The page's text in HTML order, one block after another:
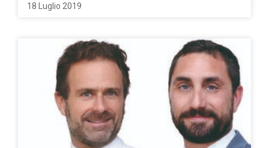
18 Luglio 2019